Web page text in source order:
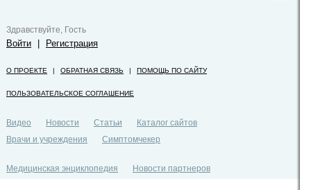
Здравствуйте, Гость
Войти Регистрация
О ПРОЕКТЕ | ОБРАТНАЯ СВЯЗЬ | ПОМОЩЬ ПО САЙТУ
ПОЛЬЗОВАТЕЛЬСКОЕ СОГЛАШЕНИЕ
Видео Новости Статьи
Каталог сайтов
Врачи и учреждения
Симптомчекер
Медицинская энциклопедия
Новости партнеров